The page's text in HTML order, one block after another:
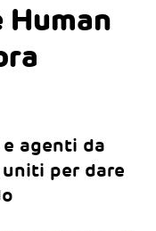
Human
agenti da
per dare